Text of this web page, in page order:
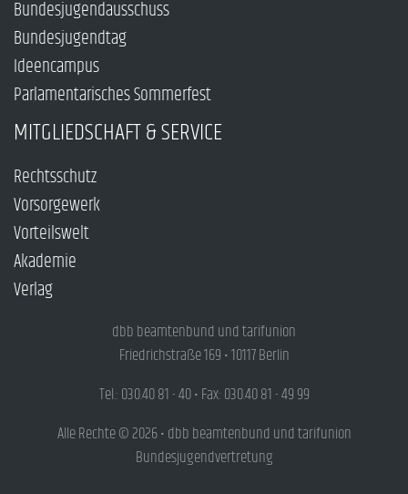
Bundesjugendausschuss
Bundesjugendtag
Ideencampus
Parlamentarisches Sommerfest
MITGLIEDSCHAFT & SERVICE
Rechtsschutz
Vorsorgewerk
Vorteilswelt
Akademie
Verlag
dbb beamtenbund und tarifunion
Friedrichstraße 169 • 10117 Berlin
Tel.: 030.40 81 - 40 • Fax: 030.40 81 - 49 99
Alle Rechte © 2026 • dbb beamtenbund und tarifunion
Bundesjugendvertretung